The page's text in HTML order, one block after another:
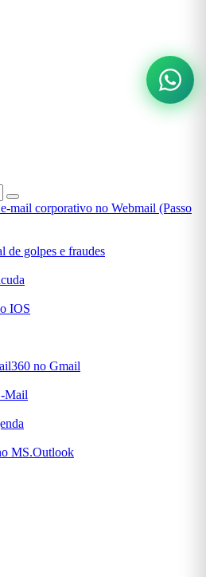
mail corporativo no Webmail (Passo
de golpes e fraudes
IOS
no Gmail
Mail
MS.Outlook